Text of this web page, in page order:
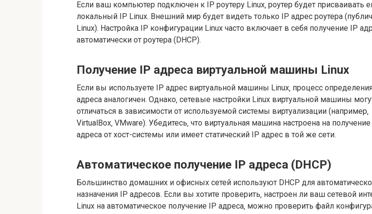
Если ваш компьютер подключен к IP роутеру Linux‚ роутер будет присваивать
локальный IP Linux. Внешний мир будет видеть только IP адрес роутера
Linux). Настройка IP конфигурации Linux часто включает в себя получение IP
автоматически от роутера (DHCP).
Получение IP адреса виртуальной машины Linux
Если вы используете IP адрес виртуальной машины Linux‚ процесс
адреса аналогичен. Однако‚ сетевые настройки Linux виртуальной машины
отличаться в зависимости от используемой системы виртуализации (например‚
VirtualBox‚ VMware). Убедитесь‚ что виртуальная машина настроена на
адреса от хост-системы или имеет статический IP адрес в той же сети.
Автоматическое получение IP адреса (DHCP)
Большинство домашних и офисных сетей используют DHCP для
назначения IP адресов. Если вы хотите проверить‚ настроен ли ваш сетевой
Linux на автоматическое получение IP адреса‚ можно проверить файл